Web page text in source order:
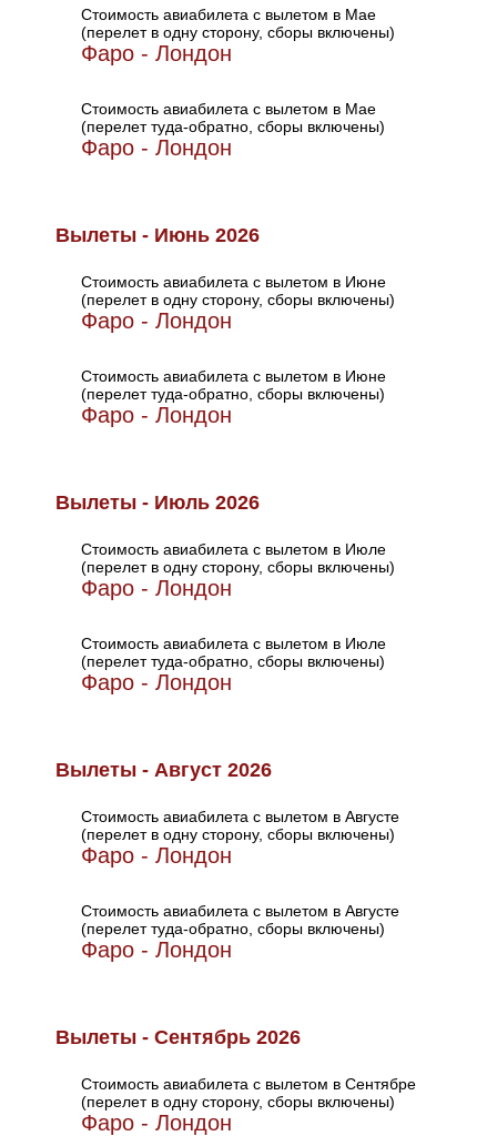
Стоимость авиабилета с вылетом в Мае
(перелет в одну сторону, сборы включены)
Фаро - Лондон
Стоимость авиабилета с вылетом в Мае
(перелет туда-обратно, сборы включены)
Фаро - Лондон
Вылеты - Июнь 2026
Стоимость авиабилета с вылетом в Июне
(перелет в одну сторону, сборы включены)
Фаро - Лондон
Стоимость авиабилета с вылетом в Июне
(перелет туда-обратно, сборы включены)
Фаро - Лондон
Вылеты - Июль 2026
Стоимость авиабилета с вылетом в Июле
(перелет в одну сторону, сборы включены)
Фаро - Лондон
Стоимость авиабилета с вылетом в Июле
(перелет туда-обратно, сборы включены)
Фаро - Лондон
Вылеты - Август 2026
Стоимость авиабилета с вылетом в Августе
(перелет в одну сторону, сборы включены)
Фаро - Лондон
Стоимость авиабилета с вылетом в Августе
(перелет туда-обратно, сборы включены)
Фаро - Лондон
Вылеты - Сентябрь 2026
Стоимость авиабилета с вылетом в Сентябре
(перелет в одну сторону, сборы включены)
Фаро - Лондон